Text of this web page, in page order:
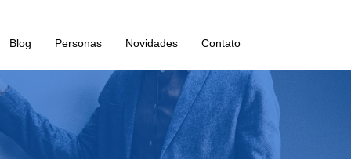
Blog Personas Novidades Contato